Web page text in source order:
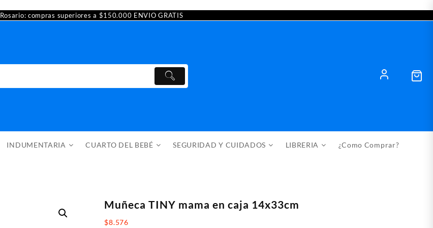
Rosario: compras superiores a $150.000 ENVIO GRATIS
INDUMENTARIA CUARTO DEL BEBÉ SEGURIDAD Y CUIDADOS LIBRERIA ¿Como Comprar?
Muñeca TINY mama en caja 14x33cm
$8.576